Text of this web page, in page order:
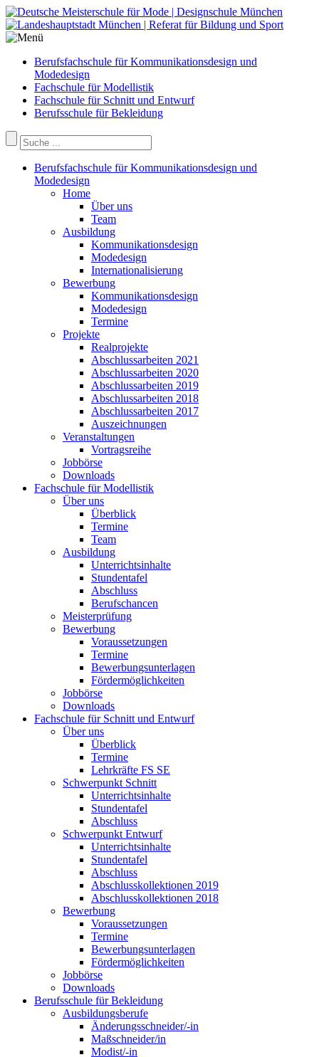
Berufsfachschule für Kommunikationsdesign und
Modedesign
Fachschule für Modellistik
Fachschule für Schnitt und Entwurf
Berufsschule für Bekleidung
Berufsfachschule für Kommunikationsdesign und
Modedesign
Home
Über uns
Team
Ausbildung
Kommunikationsdesign
Modedesign
Internationalisierung
Bewerbung
Kommunikationsdesign
Modedesign
Termine
Projekte
Realprojekte
Abschlussarbeiten 2021
Abschlussarbeiten 2020
Abschlussarbeiten 2019
Abschlussarbeiten 2018
Abschlussarbeiten 2017
Auszeichnungen
Veranstaltungen
Vortragsreihe
Jobbörse
Downloads
Fachschule für Modellistik
Über uns
Überblick
Termine
Team
Ausbildung
Unterrichtsinhalte
Stundentafel
Abschluss
Berufschancen
Meisterprüfung
Bewerbung
Voraussetzungen
Termine
Bewerbungsunterlagen
Fördermöglichkeiten
Jobbörse
Downloads
Fachschule für Schnitt und Entwurf
Über uns
Überblick
Termine
Lehrkräfte FS SE
Schwerpunkt Schnitt
Unterrichtsinhalte
Stundentafel
Abschluss
Schwerpunkt Entwurf
Unterrichtsinhalte
Stundentafel
Abschluss
Abschlusskollektionen 2019
Abschlusskollektionen 2018
Bewerbung
Voraussetzungen
Termine
Bewerbungsunterlagen
Fördermöglichkeiten
Jobbörse
Downloads
Berufsschule für Bekleidung
Ausbildungsberufe
Änderungsschneider/-in
Maßschneider/in
Modist/-in